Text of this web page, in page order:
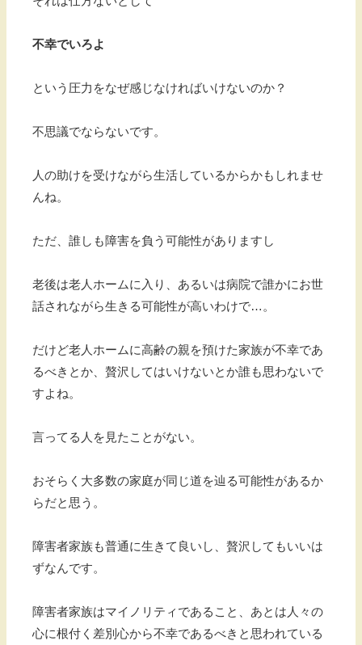
不幸でいろよ
という圧力をなぜ感じなければいけないのか？
不思議でならないです。
人の助けを受けながら生活しているからかもしれませ
んね。
ただ、誰しも障害を負う可能性がありますし
老後は老人ホームに入り、あるいは病院で誰かにお世
話されながら生きる可能性が高いわけで…。
だけど老人ホームに高齢の親を預けた家族が不幸であ
るべきとか、贅沢してはいけないとか誰も思わないで
すよね。
言ってる人を見たことがない。
おそらく大多数の家庭が同じ道を辿る可能性があるか
らだと思う。
障害者家族も普通に生きて良いし、贅沢してもいいは
ずなんです。
障害者家族はマイノリティであること、あとは人々の
心に根付く差別心から不幸であるべきと思われている